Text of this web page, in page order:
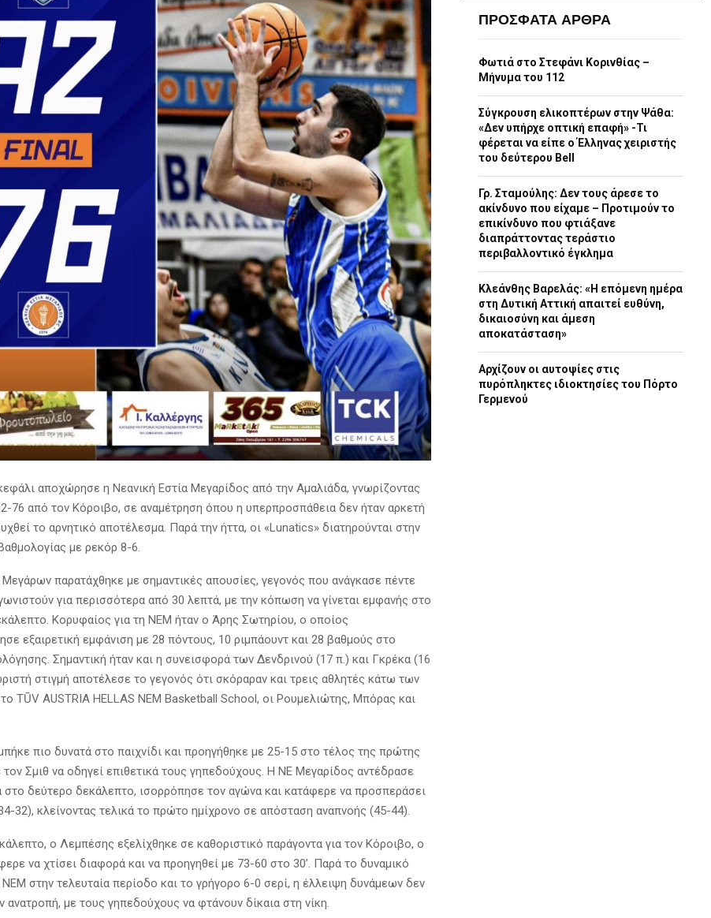
αποχώρησε η Νεανική Εστία Μεγαρίδος από την Αμαλιάδα, γνωρίζοντας
76 από τον Κόροιβο, σε αναμέτρηση όπου η υπερπροσπάθεια δεν ήταν αρκετή
το αρνητικό αποτέλεσμα. Παρά την ήττα, οι «Lunatics» διατηρούνται στην
με ρεκόρ 8-6.
παρατάχθηκε με σημαντικές απουσίες, γεγονός που ανάγκασε πέντε
για περισσότερα από 30 λεπτά, με την κόπωση να γίνεται εμφανής στο
Κορυφαίος για τη ΝΕΜ ήταν ο Άρης Σωτηρίου, ο οποίος
εξαιρετική εμφάνιση με 28 πόντους, 10 ριμπάουντ και 28 βαθμούς στο
Σημαντική ήταν και η συνεισφορά των Δενδρινού (17 π.) και Γκρέκα (16
στιγμή αποτέλεσε το γεγονός ότι σκόραραν και τρεις αθλητές κάτω των
TŪV AUSTRIA HELLAS NEM Basketball School, οι Ρουμελιώτης, Μπόρας και
πιο δυνατά στο παιχνίδι και προηγήθηκε με 25-15 στο τέλος της πρώτης
Σμιθ να οδηγεί επιθετικά τους γηπεδούχους. Η ΝΕ Μεγαρίδος αντέδρασε
στο δεύτερο δεκάλεπτο, ισορρόπησε τον αγώνα και κατάφερε να προσπεράσει
32), κλείνοντας τελικά το πρώτο ημίχρονο σε απόσταση αναπνοής (45-44).
ο Λεμπέσης εξελίχθηκε σε καθοριστικό παράγοντα για τον Κόροιβο, ο
να χτίσει διαφορά και να προηγηθεί με 73-60 στο 30’. Παρά το δυναμικό
ΝΕΜ στην τελευταία περίοδο και το γρήγορο 6-0 σερί, η έλλειψη δυνάμεων δεν
ανατροπή, με τους γηπεδούχους να φτάνουν δίκαια στη νίκη.
ΠΡΟΣΦΑΤΑ ΑΡΘΡΑ
Φωτιά στο Στεφάνι Κορινθίας –
Μήνυμα του 112
Σύγκρουση ελικοπτέρων στην Ψάθα:
«Δεν υπήρχε οπτική επαφή» -Τι
φέρεται να είπε ο Έλληνας χειριστής
του δεύτερου Bell
Γρ. Σταμούλης: Δεν τους άρεσε το
ακίνδυνο που είχαμε – Προτιμούν το
επικίνδυνο που φτιάξανε
διαπράττοντας τεράστιο
περιβαλλοντικό έγκλημα
Κλεάνθης Βαρελάς: «Η επόμενη ημέρα
στη Δυτική Αττική απαιτεί ευθύνη,
δικαιοσύνη και άμεση
αποκατάσταση»
Αρχίζουν οι αυτοψίες στις
πυρόπληκτες ιδιοκτησίες του Πόρτο
Γερμενού